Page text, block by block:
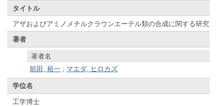
タイトル
アザおよびアミノメチルクラウンエーテル類の合成に関する研究
著者
著者名
前田, 裕一 ; マエダ, ヒロカズ
学位名
工学博士